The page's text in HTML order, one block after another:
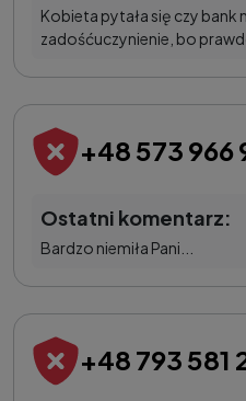
Kobieta pytała się czy bank
zadośćuczynienie, bo
+48 573 966
Ostatni komentarz:
Bardzo niemiła Pani...
+48 793 581